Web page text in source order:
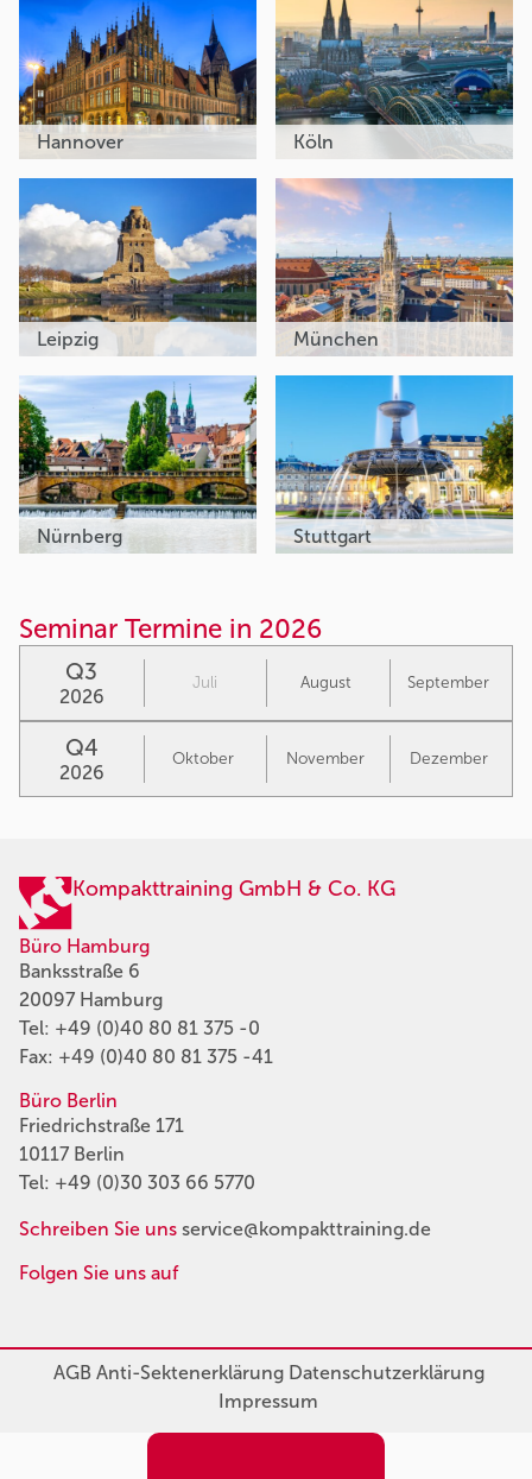
Hannover Köln
Leipzig München
Nürnberg Stuttgart
Seminar Termine in 2026
Q3
2026
Juli August September
Q4
2026
Oktober November Dezember
Kompakttraining GmbH & Co. KG
Büro Hamburg
Banksstraße 6
20097 Hamburg
Tel: +49 (0)40 80 81 375 -0
Fax: +49 (0)40 80 81 375 -41
Büro Berlin
Friedrichstraße 171
10117 Berlin
Tel: +49 (0)30 303 66 5770
Schreiben Sie uns service@kompakttraining.de
Folgen Sie uns auf
AGBAnti-SektenerklärungDatenschutzerklärung
Impressum